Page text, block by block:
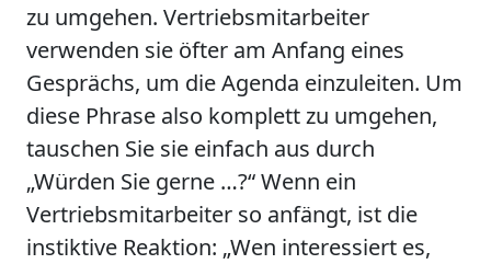
zu umgehen. Vertriebsmitarbeiter
verwenden sie öfter am Anfang eines
Gesprächs, um die Agenda einzuleiten. Um
diese Phrase also komplett zu umgehen,
tauschen Sie sie einfach aus durch
„Würden Sie gerne …?“ Wenn ein
Vertriebsmitarbeiter so anfängt, ist die
instiktive Reaktion: „Wen interessiert es,